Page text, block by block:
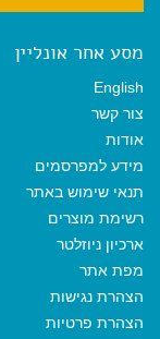
מסע אחר אונליין
English
צור קשר
אודות
מידע למפרסמים
תנאי שימוש באתר
רשימת מוצרים
ארכיון ניוזלטר
מפת אתר
הצהרת נגישות
הצהרת פרטיות